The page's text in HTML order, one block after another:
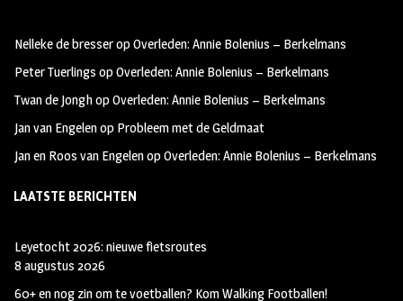
oo
k
m
Nelleke de bresseropOverleden: Annie Bolenius – Berkelmans
Peter Tuerlings opOverleden: Annie Bolenius – Berkelmans
Twan de JonghopOverleden: Annie Bolenius – Berkelmans
Jan van Engelenop Probleem met de Geldmaat
Jan en Roos van EngelenopOverleden: Annie Bolenius – Berkelmans
LAATSTE BERICHTEN
Leyetocht 2026: nieuwe fietsroutes
8 augustus 2026
60+ en nog zin om te voetballen? Kom Walking Footballen!